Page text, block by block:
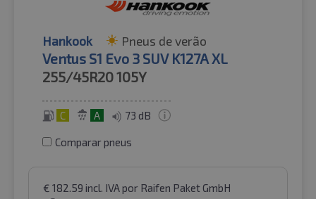
Hankook Pneus de verão
Ventus S1 Evo 3 SUV K127A XL
255/45R20105Y
C A 73 dB
Comparar pneus
€ 182.59 incl. IVApor Raifen Paket GmbH